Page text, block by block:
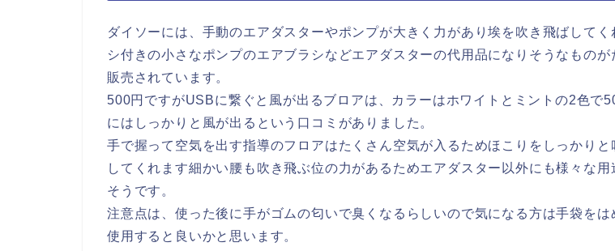
ダイソーには、手動のエアダスターやポンプが大きく力があり埃を吹き飛ばしてく
シ付きの小さなポンプのエアブラシなどエアダスターの代用品になりそうなものが
販売されています。
500円ですがUSBに繋ぐと風が出るブロアは、カラーはホワイトとミントの2色で
にはしっかりと風が出るという口コミがありました。
手で握って空気を出す指導のフロアはたくさん空気が入るためほこりをしっかりと
してくれます細かい腰も吹き飛ぶ位の力があるためエアダスター以外にも様々な用
そうです。
注意点は、使った後に手がゴムの匂いで臭くなるらしいので気になる方は手袋をは
使用すると良いかと思います。